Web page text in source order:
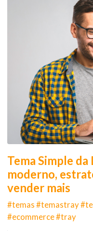
Tema Simple
moderno,
vender mais
#temas #temastray
#ecommerce #tray